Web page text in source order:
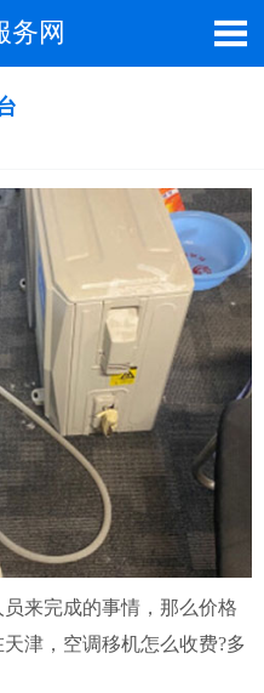
务网
来完成的事情，那么价格
津，空调移机怎么收费?多
，添加好友）
信